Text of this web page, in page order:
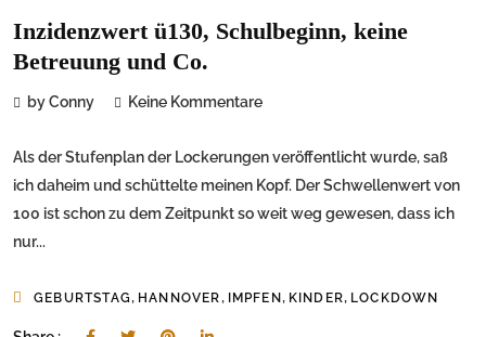
Inzidenzwert ü130, Schulbeginn, keine
Betreuung und Co.
by Conny Keine Kommentare
Als der Stufenplan der Lockerungen veröffentlicht wurde, saß
ich daheim und schüttelte meinen Kopf. Der Schwellenwert von
100 ist schon zu dem Zeitpunkt so weit weg gewesen, dass ich
nur...
GEBURTSTAG, HANNOVER, IMPFEN, KINDER, LOCKDOWN